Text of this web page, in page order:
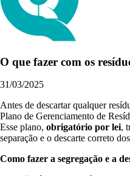
O que fazer com os
31/03/2025
Antes de descartar qualquer
Plano de Gerenciamento de
Esse plano, obrigatório por lei,
separação e o descarte correto
Como fazer a segregação e a